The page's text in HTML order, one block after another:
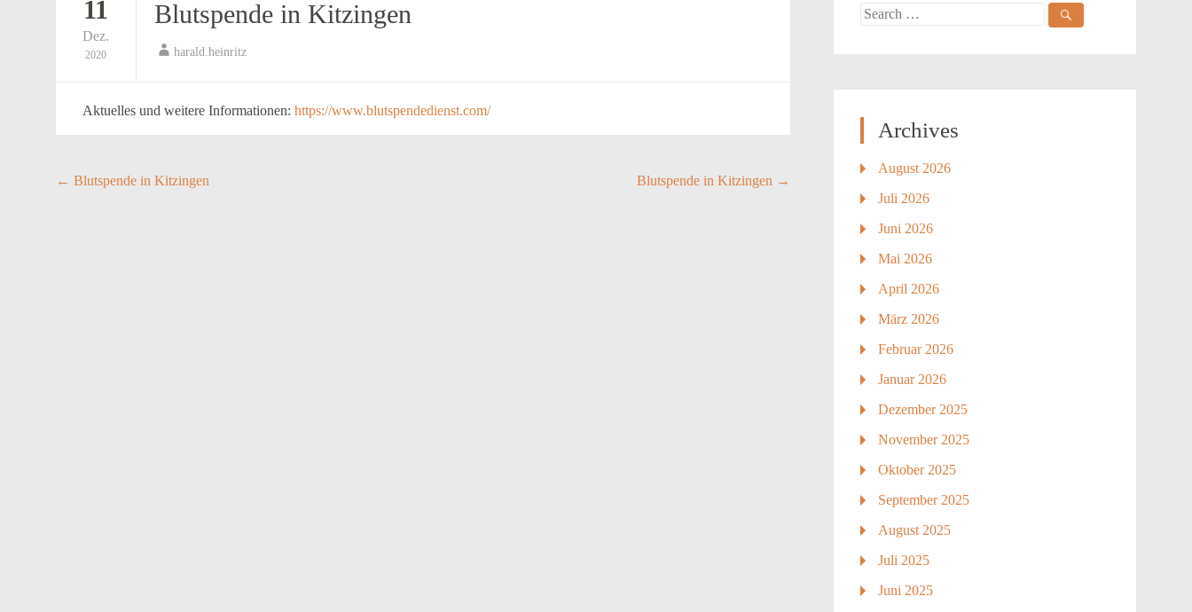
11
Dez.
2020
Blutspende in Kitzingen
harald.heinritz
Aktuelles und weitere Informationen: https://www.blutspendedienst.com/
Post
← Blutspende in Kitzingen Blutspende in Kitzingen →
Search
Archives
August 2026
Juli 2026
Juni 2026
Mai 2026
April 2026
März 2026
Februar 2026
Januar 2026
Dezember 2025
November 2025
Oktober 2025
September 2025
August 2025
Juli 2025
Juni 2025